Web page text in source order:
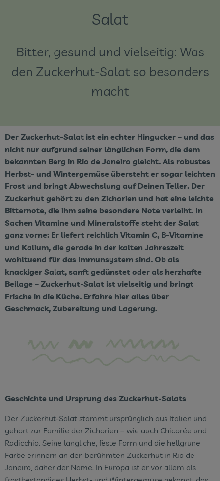
Frischetheke
Vorratskammer
Das Konzept
Über uns
Service
Firmenkunden
Veranstaltungen
Blog
Salat
Bitter, gesund und vielseitig: Was
den Zuckerhut-Salat so besonders
macht
Der Zuckerhut-Salat ist ein echter Hingucker – und das
nicht nur aufgrund seiner länglichen Form, die dem
bekannten Berg in Rio de Janeiro gleicht. Als robustes
Herbst- und Wintergemüse übersteht er sogar leichten
Frost und bringt Abwechslung auf Deinen Teller. Der
Zuckerhut gehört zu den Zichorien und hat eine leichte
Bitternote, die ihm seine besondere Note verleiht. In
Sachen Vitamine und Mineralstoffe steht der Salat
ganz vorne: Er liefert reichlich Vitamin C, B-Vitamine
und Kalium, die gerade in der kalten Jahreszeit
wohltuend für das Immunsystem sind. Ob als
knackiger Salat, sanft gedünstet oder als herzhafte
Beilage – Zuckerhut-Salat ist vielseitig und bringt
Frische in die Küche. Erfahre hier alles über
Geschmack, Zubereitung und Lagerung.
Geschichte und Ursprung des Zuckerhut-Salats
Der Zuckerhut-Salat stammt ursprünglich aus Italien und
gehört zur Familie der Zichorien – wie auch Chicorée und
Radicchio. Seine längliche, feste Form und die hellgrüne
Farbe erinnern an den berühmten Zuckerhut in Rio de
Janeiro, daher der Name. In Europa ist er vor allem als